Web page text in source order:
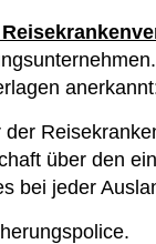
über den
bei jeder